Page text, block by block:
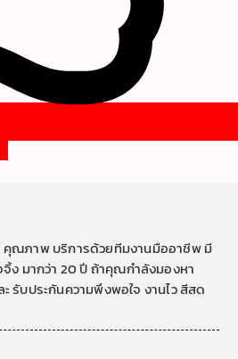
ณภาพ บริการด้วยทีมงานมืออาชีพ มี
ง มากว่า 20 ปี ถ้าคุณกำลังมองหา
รับประกันความพึงพอใจ งานไว สีสด